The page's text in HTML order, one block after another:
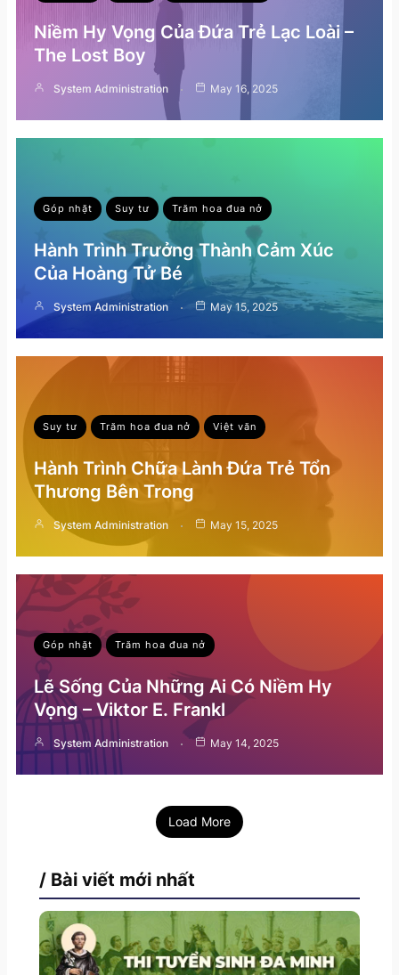
Niềm Hy Vọng Của Đứa Trẻ Lạc Loài –
The Lost Boy
System Administration May 16, 2025
Góp nhặt Suy tư Trăm hoa đua nở
Hành Trình Trưởng Thành Cảm Xúc
Của Hoàng Tử Bé
System Administration May 15, 2025
Suy tư Trăm hoa đua nở Việt văn
Hành Trình Chữa Lành Đứa Trẻ Tổn
Thương Bên Trong
System Administration May 15, 2025
Góp nhặt Trăm hoa đua nở
Lẽ Sống Của Những Ai Có Niềm Hy
Vọng – Viktor E. Frankl
System Administration May 14, 2025
Load More
/ Bài viết mới nhất